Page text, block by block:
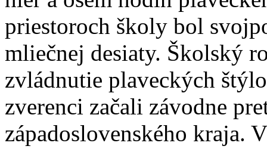
priestoroch školy bol
mliečnej desiaty. Školský
zvládnutie plaveckých
zverenci začali závodne
západoslovenského kraja.